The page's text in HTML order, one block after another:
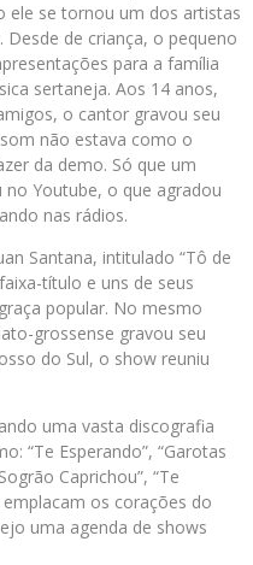
ele se tornou um dos artistas
de criança, o pequeno
para a família
sertaneja. Aos 14 anos,
o cantor gravou seu
não estava como o
da demo. Só que um
Youtube, o que agradou
nas rádios.
Santana, intitulado “Tô de
título e uns de seus
popular. No mesmo
grossense gravou seu
do Sul, o show reuniu
uma vasta discografia
“Te Esperando”, “Garotas
Caprichou”, “Te
emplacam os corações do
uma agenda de shows